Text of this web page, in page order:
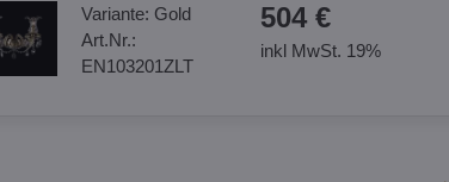
Variante: Gold
Art.Nr.:
EN103201ZLT
504 €
inkl MwSt. 19%